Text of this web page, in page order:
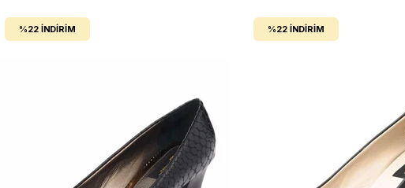
%22 İNDIRIM %22 İNDIRIM